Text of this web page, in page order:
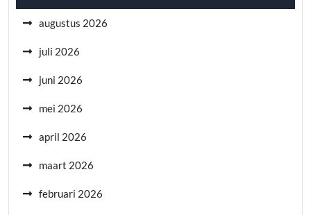
augustus 2026
juli 2026
juni 2026
mei 2026
april 2026
maart 2026
februari 2026